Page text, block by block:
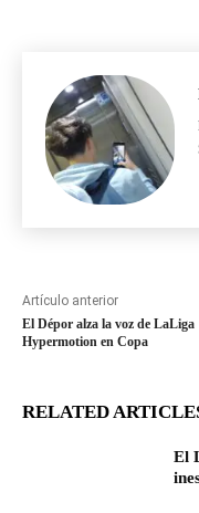
Artículo anterior
El Dépor alza la voz de LaLiga
Hypermotion en Copa
RELATED
El